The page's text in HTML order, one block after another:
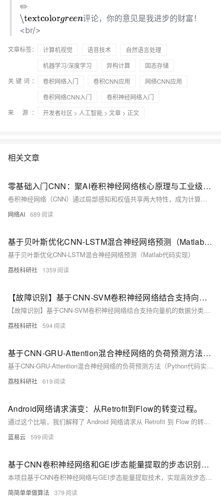
✏️
评论，你的意见是我进步的财富 ！
\textcolorgreen评论，你的意见是我进步的财富！
<br/>
文章标签： 计算机视觉 语音技术
自然语言处理
机器学习/深度学习
异构计算
固态存储
关键词：
卷积网络入门 卷积CNN应用
网络CNN应用
卷积网络CNN入门
卷积神经网络入门
来 源：
开发者社区 > 人工智能 > 文章 > 正文
相关文章
零基础入门CNN：聚AI卷积神经网络核心原理与工业级实战指南
卷积神经网络（CNN）通过局部感知和权值共享两大特性，成为计算机视觉的核心技术。本文详解CNN的卷积操作、架构设计、超参数调优及感受野计算，结合代码示例展示其在图像分类、目标检测等领域的应用价值。
网络AI 689
基于贝叶斯优化CNN-LSTM混合神经网络预测（Matlab代码实现）
基于贝叶斯优化CNN-LSTM混合神经网络预测（Matlab代码实现）
荔枝科研社 1359
【故障识别】基于CNN-SVM卷积神经网络结合支持向量机的数据分类预测研究（Matlab代码实现）
【故障识别】基于CNN-SVM卷积神经网络结合支持向量机的数据分类预测研究（Matlab代码实现）
荔枝科研社 594
基于CNN-GRU-Attention混合神经网络的负荷预测方法（Python代码实现）
基于CNN-GRU-Attention混合神经网络的负荷预测方法（Python代码实现）
荔枝科研社 619
Android网络请求演变：从Retrofit到Flow的转变过程。
通过这个比喻，我们解释了 Android 网络请求从 Retrofit 到 Flow 的转变过程。这不仅是技术升级的体现，更是反映出开发者在面对并发编程问题时，持续探索和迭求更好地解决方案的精神。未来，还会有更多新的技术和工具出现，我们期待一同 witness 这一切的发展。
蓝易云 599
基于CNN卷积神经网络和GEI步态能量提取的步态识别算法matlab仿真,对比不同角度下的步态识别性能
本项目基于CNN卷积神经网络与GEI步态能量提取技术，实现高效步态识别。算法使用不同角度（0°、45°、90°）的步态数据库进行训练与测试，评估模型在多角度下的识别性能。核心流程包括步态图像采集、GEI特征提取、数据预处理及CNN模型训练与评估。通过ReLU等激活函数引入非线性，提升模型表达能力。项目代码兼容Matlab2022a/2024b，提供完整中文注释与操作视频，助力研究与应用开发。
简简单单做算法 379